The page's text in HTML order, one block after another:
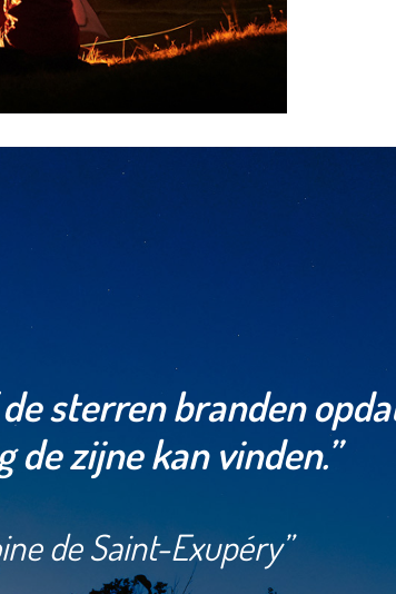
sterren branden
de zijne kan vinden.”
de Saint-Exupéry”